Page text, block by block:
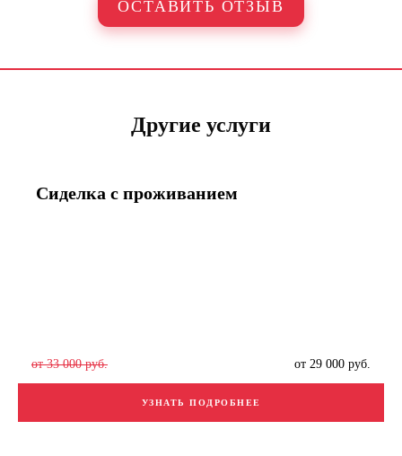
ОСТАВИТЬ ОТЗЫВ
Другие услуги
Сиделка с проживанием
от 33 000 руб. от 29 000 руб.
УЗНАТЬ ПОДРОБНЕЕ